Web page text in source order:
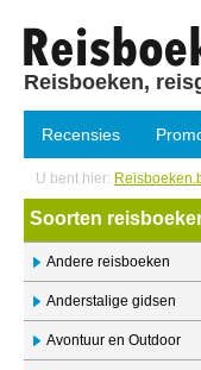
Reisboeken,
Recensies
U bent hier:
Soorten
Andere reisboeken
Anderstalige gidsen
Avontuur en Outdoor